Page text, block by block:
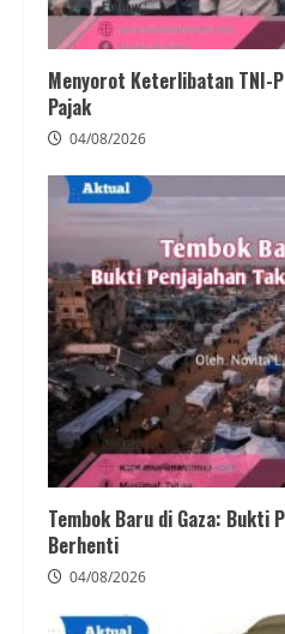
Menyorot Keterlibatan TNI-
Pajak
04/08/2026
Tembok Baru di Gaza: Bukti
Berhenti
04/08/2026